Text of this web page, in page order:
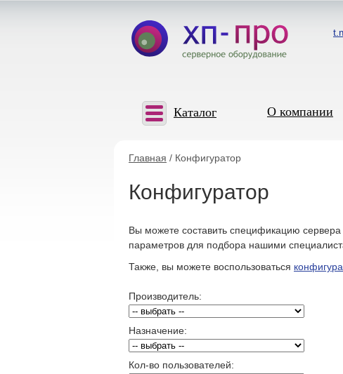
Каталог О компании
Главная / Конфигуратор
Конфигуратор
Вы можете составить спецификацию
параметров для подбора нашими
Также, вы можете воспользоваться
Производитель:
Назначение:
Кол-во пользователей: